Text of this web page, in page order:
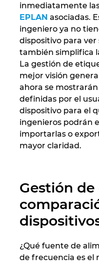
inmediatamente
EPLAN asociadas.
ingeniero ya no
dispositivo para
también simplifica
La gestión de
mejor visión
ahora se
definidas por el
dispositivo para el
ingenieros podrán
importarlas o
mayor claridad.
Gestión
¿Qué fuente de
de frecuencia es el